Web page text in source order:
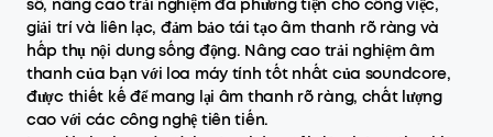
số, nâng cao trải nghiệm đa phương tiện cho công việc,
giải trí và liên lạc, đảm bảo tái tạo âm thanh rõ ràng và
hấp thụ nội dung sống động. Nâng cao trải nghiệm âm
thanh của bạn với loa máy tính tốt nhất của soundcore,
được thiết kế để mang lại âm thanh rõ ràng, chất lượng
cao với các công nghệ tiên tiến.